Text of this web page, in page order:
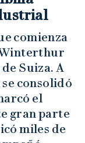
comienza
Winterthur
Suiza. A
consolidó
el
gran parte
miles de